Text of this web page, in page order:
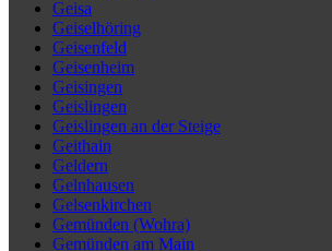
Geisa
Geiselhöring
Geisenfeld
Geisenheim
Geisingen
Geislingen
Geislingen an der Steige
Geithain
Geldern
Gelnhausen
Gelsenkirchen
Gemünden (Wohra)
Gemünden am Main